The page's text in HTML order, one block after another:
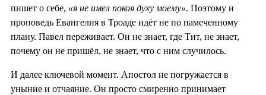
пишет о себе, «я не имел покоя духу моему». Поэтому и
проповедь Евангелия в Троаде идёт не по намеченному
плану. Павел переживает. Он не знает, где Тит, не знает,
почему он не пришёл, не знает, что с ним случилось.
И далее ключевой момент. Апостол не погружается в
уныние и отчаяние. Он просто смиренно принимает